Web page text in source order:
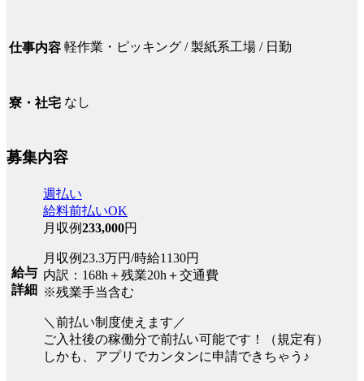
仕事内容 軽作業・ピッキング / 製紙系工場 / 日勤
寮・社宅 なし
募集内容
給与
詳細
週払い
給料前払いOK
月収例233,000円
月収例23.3万円/時給1130円
内訳：168h＋残業20h＋交通費
※残業手当含む
＼前払い制度使えます／
ご入社後の稼働分で前払い可能です！（規定有）
しかも、アプリでカンタンに申請できちゃう♪